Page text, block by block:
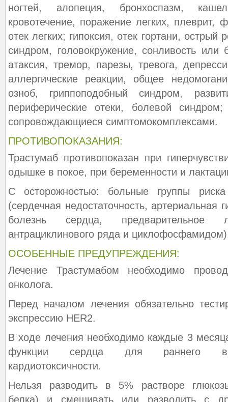
ногтей, алопеция, бронхоспазм,
кровотечение, поражение легких, плеврит,
отек легких; гипоксия, отек гортани, острый
синдром, головокружение, сонливость или
атаксия, тремор, парезы, тревога,
аллергические реакции, общее
озноб, гриппоподобный синдром,
периферические отеки, болевой
сопровождающиеся симптомокомплексами.
ПРОТИВОПОКАЗАНИЯ:
Трастумаб противопоказан при
одышке в покое, при беременности и
С осторожностью: больные группы риска
(сердечная недостаточность, артериальная
болезнь сердца, предварительное
антрациклинового ряда и
ОСОБЕННЫЕ ПРЕДУПРЕЖДЕНИЯ:
Лечение Трастумабом необходимо
онколога.
Перед началом лечения обязательно
экспрессию HЕR2.
В ходе лечения необходимо каждые 3
функции сердца для раннего
кардиотоксичности.
Нельзя разводить в 5% растворе
белка) и смешивать или разводить с